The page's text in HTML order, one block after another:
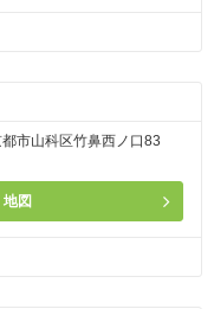
市山科区竹鼻西ノ口83
地図